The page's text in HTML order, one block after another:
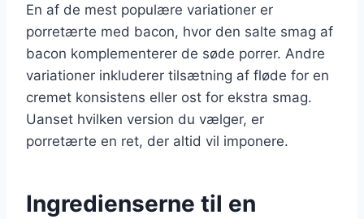
En af de mest populære variationer er
porretærte med bacon, hvor den salte smag af
bacon komplementerer de søde porrer. Andre
variationer inkluderer tilsætning af fløde for en
cremet konsistens eller ost for ekstra smag.
Uanset hvilken version du vælger, er
porretærte en ret, der altid vil imponere.
Ingredienserne til en